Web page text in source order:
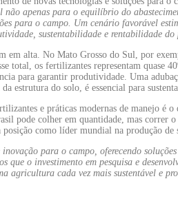
não apenas para o equilíbrio do
para o campo. Um cenário favorável
sustentabilidade e rentabilidade
em alta. No Mato Grosso do Sul, por
total, os fertilizantes representam quase
para garantir produtividade. Uma
estrutura do solo, é essencial para
e práticas modernas de manejo é
pode colher em quantidade, mas correr
como líder mundial na produção de
para o campo, oferecendo
que o investimento em pesquisa e
agricultura cada vez mais sustentável e